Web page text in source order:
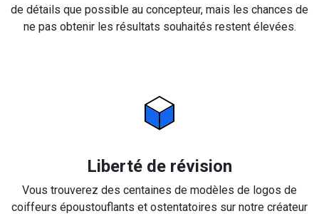
de détails que possible au concepteur, mais les chances de
ne pas obtenir les résultats souhaités restent élevées.
Liberté de révision
Vous trouverez des centaines de modèles de logos de
coiffeurs époustouflants et ostentatoires sur notre créateur